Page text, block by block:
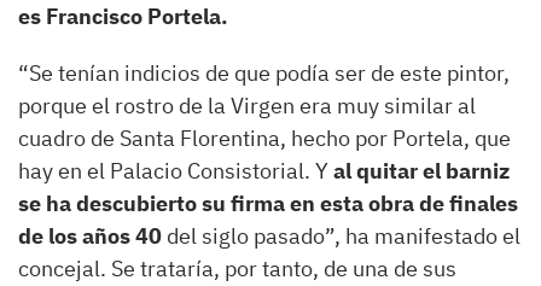
es Francisco Portela.
“Se tenían indicios de que podía ser de este pintor,
porque el rostro de la Virgen era muy similar al
cuadro de Santa Florentina, hecho por Portela, que
hay en el Palacio Consistorial. Yal quitar el barniz
se ha descubierto su firma en esta obra de finales
de los años 40 del siglo pasado”, ha manifestado el
concejal. Se trataría, por tanto, de una de sus